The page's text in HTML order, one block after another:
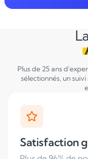
Plus de 25 ans
sélectionnés, un
+19 000
an